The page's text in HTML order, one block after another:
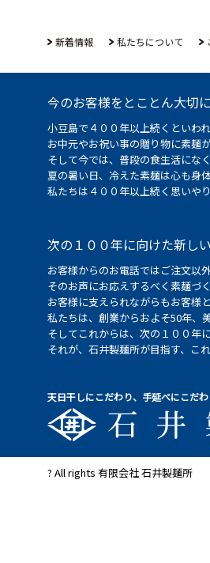
新着情報 私たちについて
今のお客様をとことん大切に
小豆島で４００年以上続くといわ
お中元やお祝い事の贈り物に素麺
そして今では、普段の食生活にな
夏の暑い日、冷えた素麺は心も身
私たちは４００年以上続く思いや
次の１００年に向けた新し
お客様からのお電話ではご注文以
そのお声にお応えするべく素麺づ
お客様に支えられながらもお客様
私たちは、創業からおよそ50年、
そしてこれからは、次の１００年
それが、石井製麺所が目指す、こ
天日干しにこだわり、手延べにこだ
? All rights 有限会社 石井製麺所